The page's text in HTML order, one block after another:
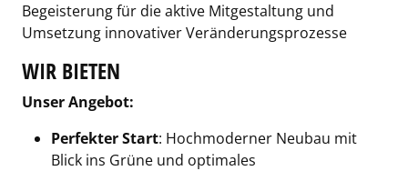
Begeisterung für die aktive Mitgestaltung und
Umsetzung innovativer Veränderungsprozesse
WIR BIETEN
Unser Angebot:
Perfekter Start: Hochmoderner Neubau mit
Blick ins Grüne und optimales